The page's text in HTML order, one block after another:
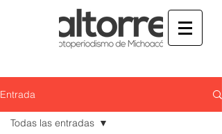
Entrada
Todas las entradas